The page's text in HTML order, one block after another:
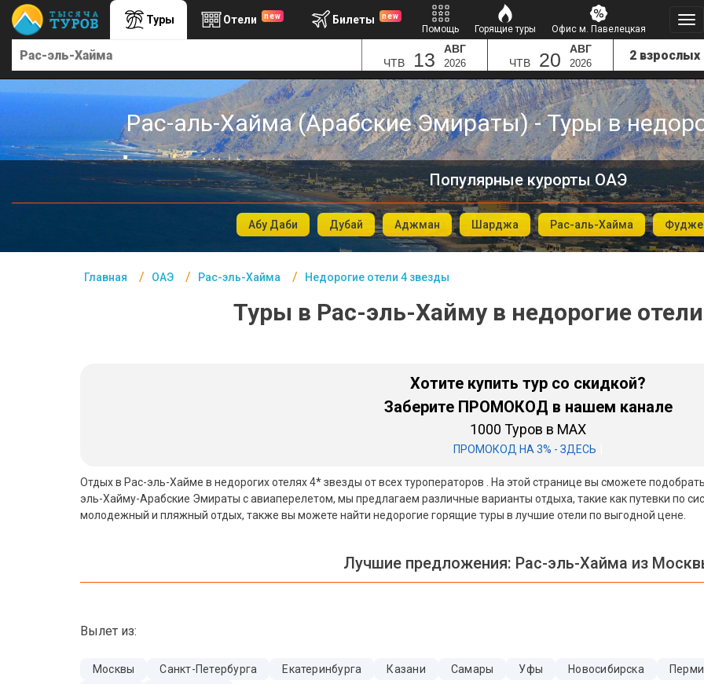
Туры Отели new Билеты new
Помощь Горящие туры Офис м. Павелецкая
ЧТВ 13 АВГ
2026 ЧТВ 20 АВГ
2026
Рас-аль-Хайма (Арабские Эмираты) - Туры в
Популярные курорты ОАЭ
Абу Даби Дубай Аджман Шарджа Рас-аль-Хайма
Главная ОАЭ Рас-эль-Хайма Недорогие отели 4 звезды
Туры в Рас-эль-Хайму в недорогие
Хотите купить тур со скидкой?
Заберите ПРОМОКОД в нашем канале
1000 Туров в MAX
ПРОМОКОД НА 3% - ЗДЕСЬ
Отдых в Рас-эль-Хайме в недорогих отелях 4* звезды от всех туроператоров . На этой странице вы сможете
эль-Хайму-Арабские Эмираты с авиаперелетом, мы предлагаем различные варианты отдыха, такие как путевки по
молодежный и пляжный отдых, также вы можете найти недорогие горящие туры в лучшие отели по выгодной цене.
Лучшие предложения: Рас-эль-Хайма из
Вылет из:
Москвы Санкт-Петербурга Екатеринбурга Казани Самары Уфы Новосибирска Перми
Главная
Офис г. Москва
Подборки отелей
ОАЭ
Северный Гоа
Кав Мин Воды
Экскурсионные туры